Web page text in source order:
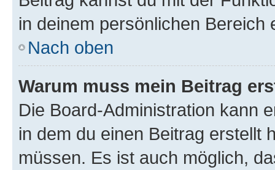
in deinem persönlichen Bereich
Nach oben
Warum muss mein Beitrag
Die Board-Administration kann
in dem du einen Beitrag erstellt
müssen. Es ist auch möglich,